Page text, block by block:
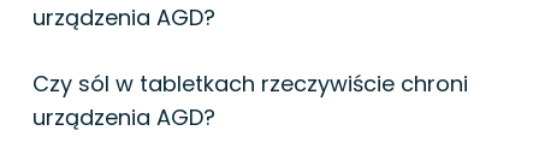
urządzenia AGD?
Czy sól w tabletkach rzeczywiście chroni
urządzenia AGD?